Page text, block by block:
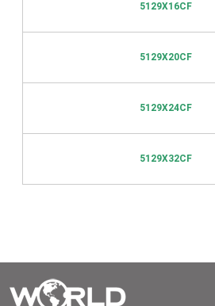
5129X16CF
5129X20CF
5129X24CF
5129X32CF